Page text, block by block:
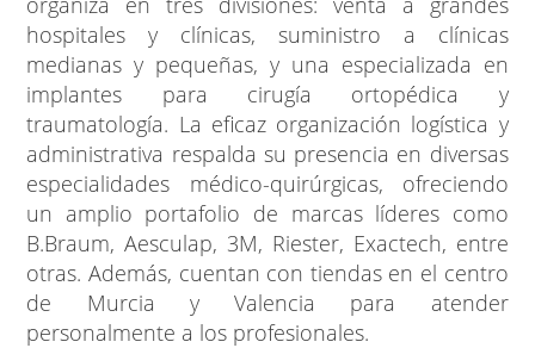
hospitales y clínicas, suministro a clínicas
medianas y pequeñas, y una especializada en
implantes para cirugía ortopédica y
traumatología. La eficaz organización logística y
administrativa respalda su presencia en diversas
especialidades médico-quirúrgicas, ofreciendo
un amplio portafolio de marcas líderes como
B.Braum, Aesculap, 3M, Riester, Exactech, entre
otras. Además, cuentan con tiendas en el centro
de Murcia y Valencia para atender
personalmente a los profesionales.